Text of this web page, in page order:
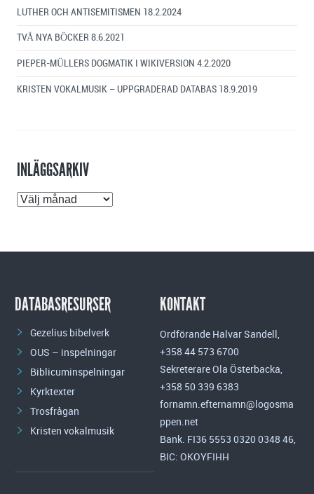
LUTHER OCH ANTISEMITISMEN 18.2.2024
TVÅ NYA BÖCKER 8.6.2021
PIEPER-MÜLLERS DOGMATIK I WIKIVERSION 4.2.2020
KRISTEN VOKALMUSIK – UPPGRADERAD DATABAS 18.9.2019
INLÄGGSARKIV
Inläggsarkiv
DATABASRESURSER
Gezelius bibelverk
OUS – inspelningar
Biblicuminspelningar
Kyrktexter
Trosfrågan
Kristen vokalmusik
KONTAKT
Ordförande Halvar Sandell,
+358 44 573 6700
Sekreterare Ola Österbacka,
+358 50 339 6383
fornamn.efternamn@logosma
ppen.net
Bank. FI36 5553 0320 0348 46,
BIC: OKOYFIHH